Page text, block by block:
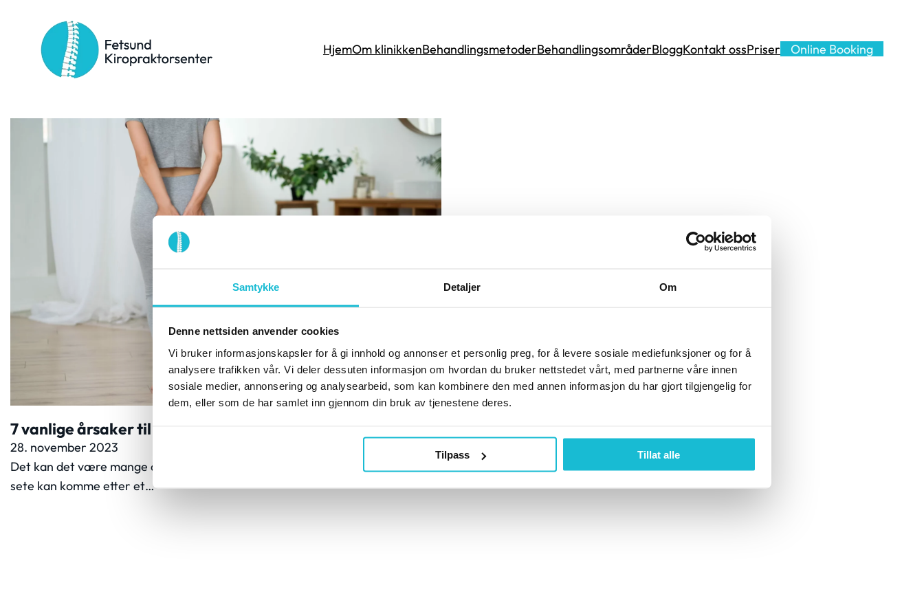
Samtykke Detaljer Om
Denne nettsiden anvender cookies
Vi bruker informasjonskapsler for å gi innhold og annonser et personlig preg, for å levere sosiale mediefunksjoner og for å
analysere trafikken vår. Vi deler dessuten informasjon om hvordan du bruker nettstedet vårt, med partnerne våre innen
sosiale medier, annonsering og analysearbeid, som kan kombinere den med annen informasjon du har gjort tilgjengelig for
dem, eller som de har samlet inn gjennom din bruk av tjenestene deres.
Tilpass Tillat alle
HjemOm klinikkenBehandlingsmetoderBehandlingsområderBloggKontakt ossPriser Online Booking
Stikkord:kirorpaktor
7 vanlige årsaker til smerter i sete
28. november 2023
Det kan det være mange årsaker til. Her er noen av de vanligste. Smerter i
sete kan komme etter et…